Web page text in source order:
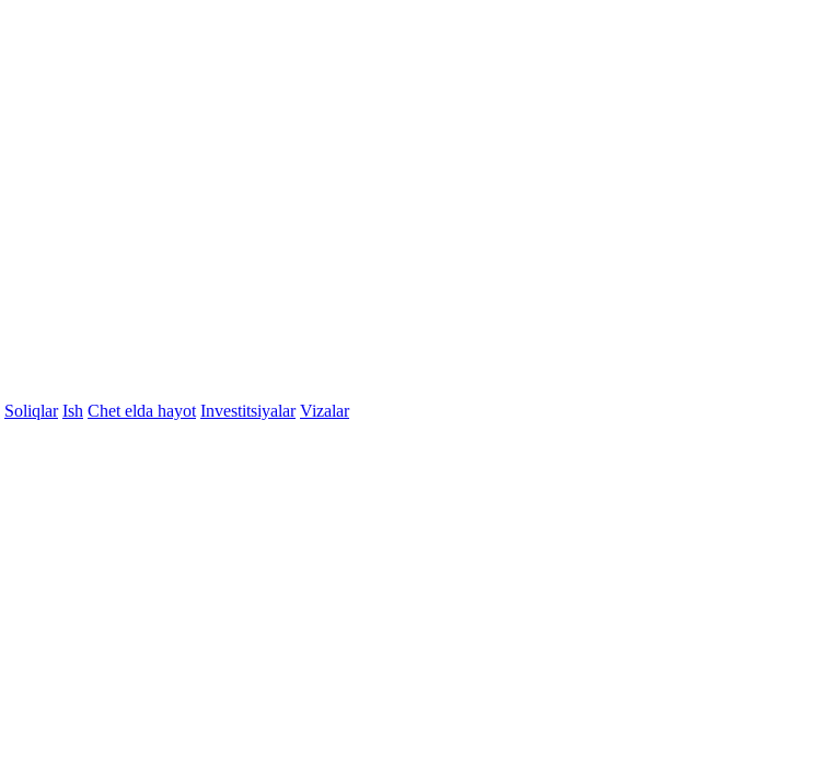
Soliqlar Ish Chet elda hayot Investitsiyalar Vizalar